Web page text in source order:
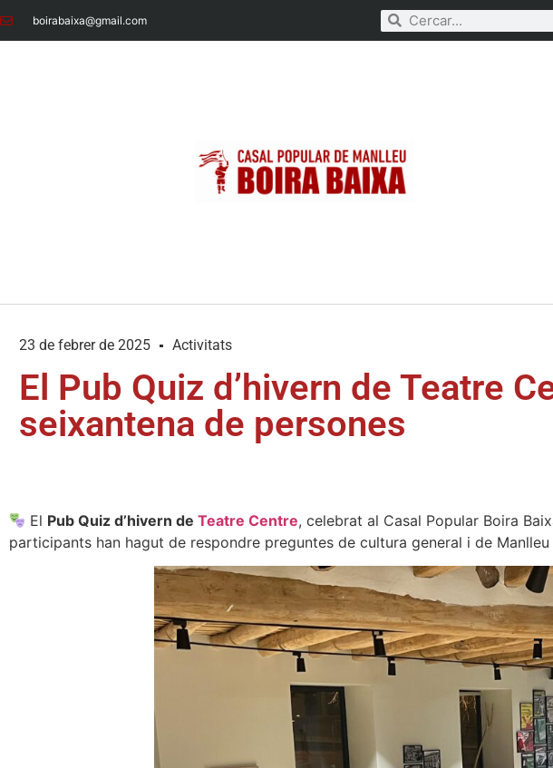
boirabaixa@gmail.com
23 de febrer de 2025 Activitats
El Pub Quiz d’hivern de Teatre
seixantena de persones
El Pub Quiz d’hivern deTeatre Centre, celebrat al Casal Popular Boira
participants han hagut de respondre preguntes de cultura general i de